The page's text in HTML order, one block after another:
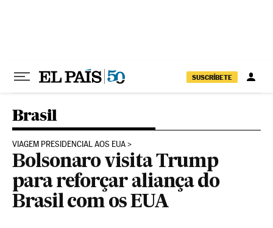
SUSCRÍBETE
Brasil
VIAGEM PRESIDENCIAL AOS EUA
Bolsonaro visita Trump
para reforçar aliança do
Brasil com os EUA